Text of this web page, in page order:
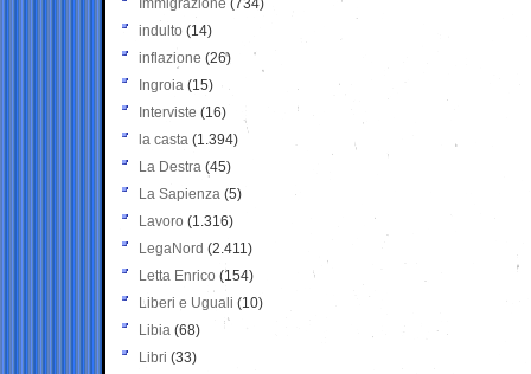
Immigrazione (734)
indulto (14)
inflazione (26)
Ingroia (15)
Interviste (16)
la casta (1.394)
La Destra (45)
La Sapienza (5)
Lavoro (1.316)
LegaNord (2.411)
Letta Enrico (154)
Liberi e Uguali (10)
Libia (68)
Libri (33)